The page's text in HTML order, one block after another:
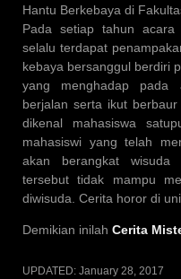
Hantu Berkebaya di
Pada setiap tahun
selalu terdapat
kebaya bersanggul berdiri
yang menghadap pada
berjalan serta ikut
dikenal mahasiswa
mahasiswi yang telah
akan berangkat wisuda
tersebut tidak mampu
diwisuda. Cerita horor di
Demikian inilah Cerita
UPDATED: January 28, 2017